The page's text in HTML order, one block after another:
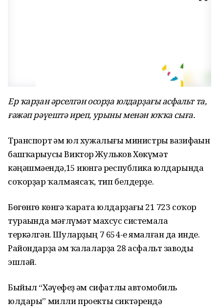
Ер ҡарҙан әрселгән осорҙа юлдарҙағы асфальт та,
ғәжәп рәүештә иреп, урыны менән юҡҡа сыға.
Транспорт һәм юл хужалығы министры вазифаһын
башҡарыусы Виктор Жульков Хөкүмәт
кәңәшмәһендә,15 июнгә республика юлдарында
соҡорҙар ҡалмаясаҡ, тип белдерҙе.
Бөгөнгө көнгә ҡарата юлдарҙағы 21 723 соҡор
тураһында мәғлүмәт махсус системала
теркәлгән. Шуларҙың 7 654-е ямалған да инде.
Райондарҙа һәм ҡалаларҙа 28 асфальт заводы
эшләй.
Быйыл “Хәүефһеҙ һәм сифатлы автомобиль
юлдары” милли проекты сиктәрендә